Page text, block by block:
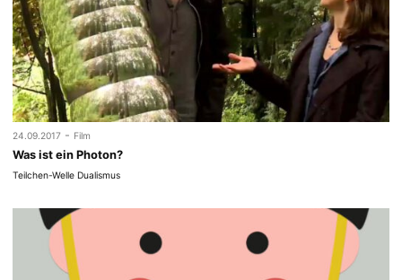
24.09.2017 - Film
Was ist ein Photon?
Teilchen-Welle Dualismus